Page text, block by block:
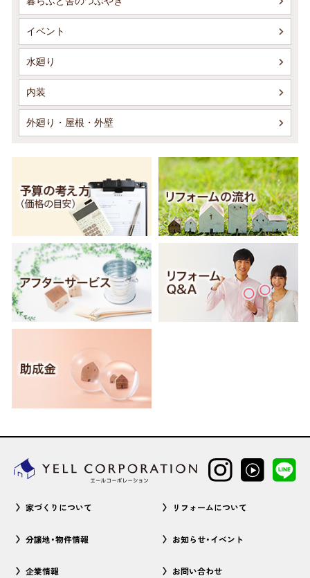
イベント
水廻り
内装
外廻り・屋根・外壁
家づくりについて リフォームについて
分譲地・物件情報 お知らせ・イベント
企業情報 お問い合わせ